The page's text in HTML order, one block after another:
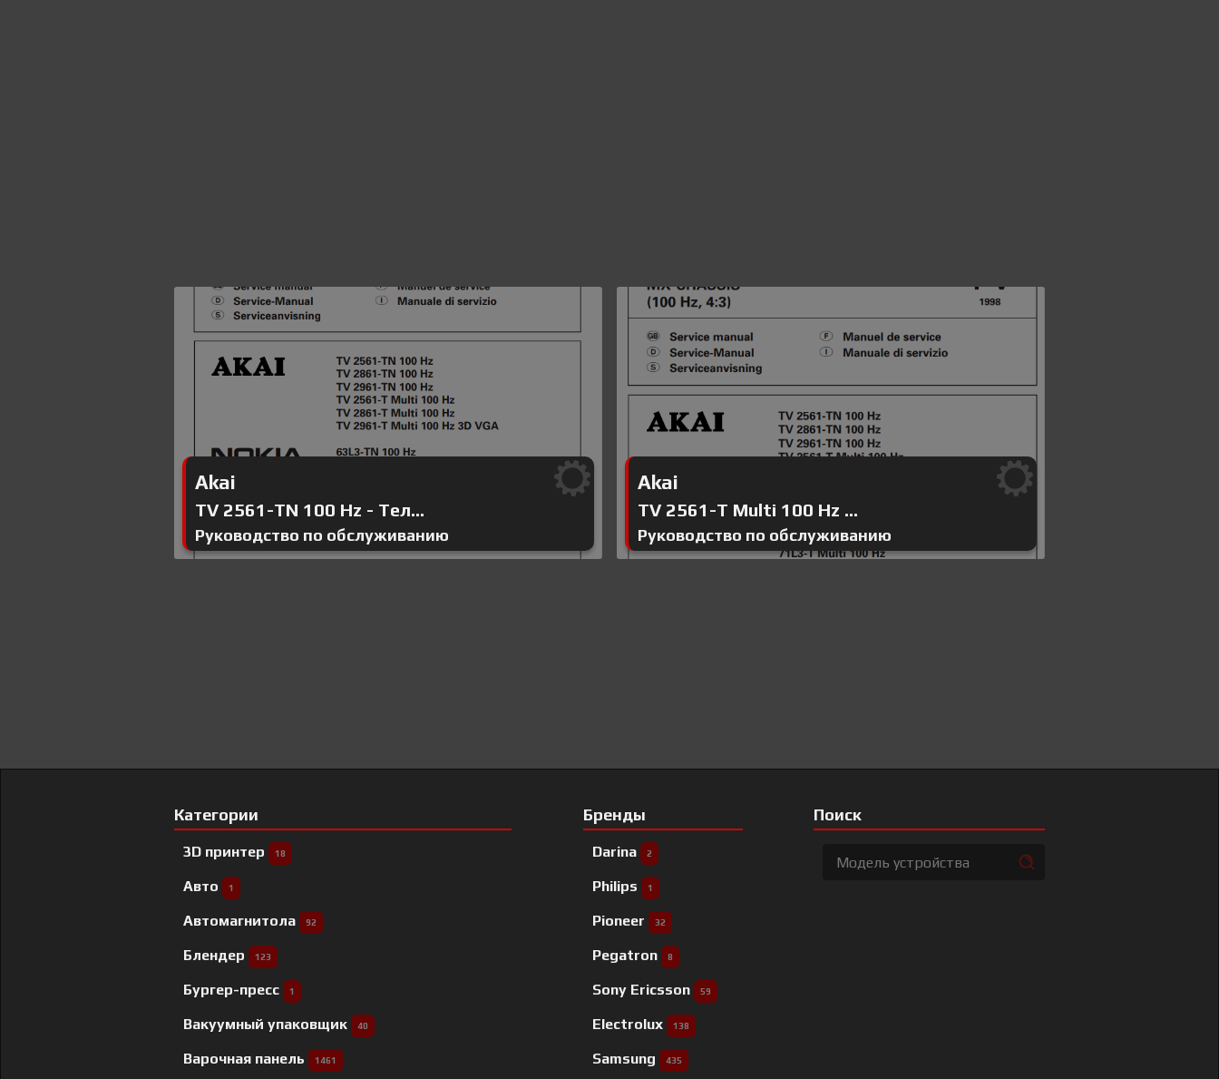
Akai
TV 2561-TN 100 Hz - Тел...
Руководство по обслуживанию
Akai
TV 2561-T Multi 100 Hz ...
Руководство по обслуживанию
Категории
3D принтер 18
Авто 1
Автомагнитола 92
Блендер 123
Бургер-пресс 1
Вакуумный упаковщик 40
Варочная панель 1461
Бренды
Darina 2
Philips 1
Pioneer 32
Pegatron 8
Sony Ericsson 59
Electrolux 138
Samsung 435
Поиск